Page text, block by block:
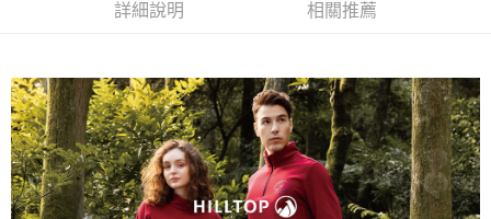
詳細說明 相關推薦